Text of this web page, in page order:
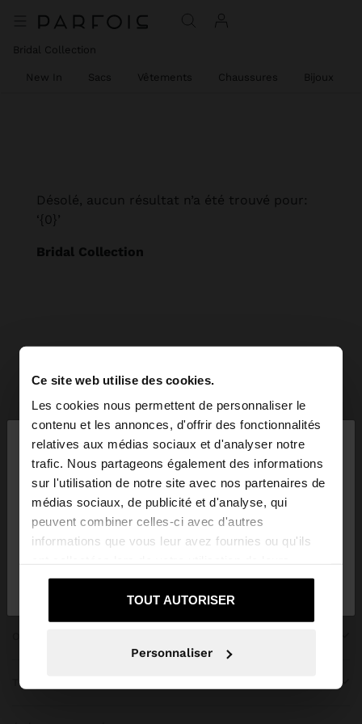
Ce site web utilise des cookies.
Les cookies nous permettent de personnaliser le
contenu et les annonces, d'offrir des fonctionnalités
relatives aux médias sociaux et d'analyser notre
trafic. Nous partageons également des informations
sur l'utilisation de notre site avec nos partenaires de
médias sociaux, de publicité et d'analyse, qui
peuvent combiner celles-ci avec d'autres
informations que vous leur avez fournies ou qu'ils
services.
TOUT AUTORISER
Personnaliser
bonjour ×
Vous accédez au site depuis Tunisia. Voulez-vous
parcourir notre site au United States?
Bridal Collection
New In Sacs Vêtements Chaussures Bijoux
Désolé, aucun résultat n’a été trouvé pour:
‘{0}’
Bridal Collection
Parfois bridal collection
REJOIGNEZ NOTRE NEWSLETTER
et obtenez 10% de réduction
TENDANCES